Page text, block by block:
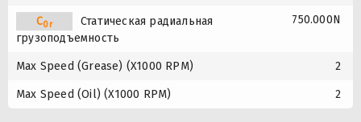
C0r
Статическая радиальная
грузоподъемность
750.000N
Max Speed (Grease) (X1000 RPM) 2
Max Speed (Oil) (X1000 RPM) 2